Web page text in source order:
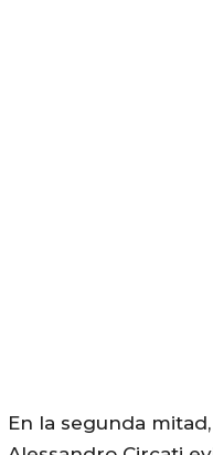
En la segunda